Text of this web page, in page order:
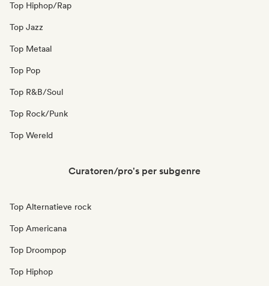
Top Hiphop/Rap
Top Jazz
Top Metaal
Top Pop
Top R&B/Soul
Top Rock/Punk
Top Wereld
Curatoren/pro's per subgenre
Top Alternatieve rock
Top Americana
Top Droompop
Top Hiphop